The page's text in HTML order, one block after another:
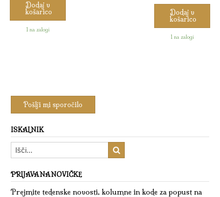
Dodaj v
košarico
1 na zalogi
Dodaj v
košarico
1 na zalogi
ISKALNIK
PRIJAVA NA NOVIČKE
Prejmite tedenske novosti, kolumne in kode za popust na